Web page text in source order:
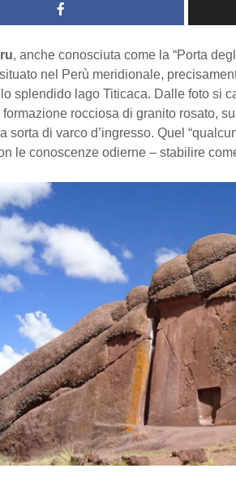
, anche conosciuta come la “Porta
nel Perù meridionale,
splendido lago Titicaca. Dalle foto si
formazione rocciosa di granito rosato,
sorta di varco d’ingresso. Quel
le conoscenze odierne – stabilire